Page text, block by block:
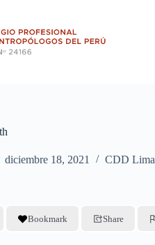
diciembre 18, 2021 CDD Lima
Bookmark Share